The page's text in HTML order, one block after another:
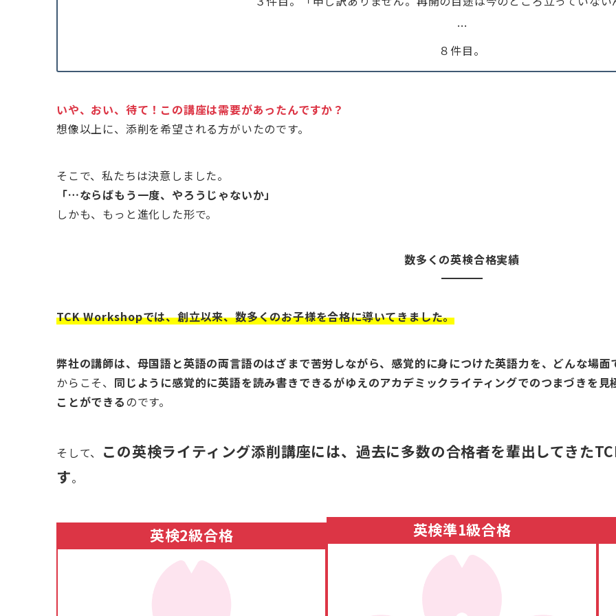
…
８件目。
いや、おい、待て！この講座は需要があったんですか？
想像以上に、添削を希望される方がいたのです。
そこで、私たちは決意しました。
「…ならばもう一度、やろうじゃないか」
しかも、もっと進化した形で。
数多くの英検合格実績
TCK Workshopでは、創立以来、数多くのお子様を合格に導いてきました。
弊社の講師は、母国語と英語の両言語のはざまで苦労しながら、感覚的に身につけた英語力を、どんな場
からこそ、 同じように感覚的に英語を読み書きできるがゆえのアカデミックライティングでのつまづきを
ことができるのです。
そして、 この英検ライティング添削講座には、過去に多数の合格者を輩出してきた
す。
英検2級合格 英検準1級合格